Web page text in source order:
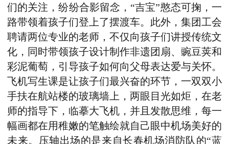
们的关注，纷纷合影留念，“吉宝”憨态可掬，一
路带领着孩子们登上了摆渡车。 此外， 集团工会
聘请两位专业的老师，不仅向孩子们讲授传统文
化，同时带领孩子设计制作非遗团扇、豌豆荚和
彩泥葡萄，引导孩子如何向父母表达爱与关怀。
飞机写生课是让孩子们最兴奋的环节，一双双小
手扶在航站楼的玻璃墙上，两眼目光如炬，在老
师的指导下，临摹大飞机，并且发散思维，每一
幅画都在用稚嫩的笔触绘就自己眼中机场美好的
未来。压轴出场的是来自长春机场消防队的“蓝